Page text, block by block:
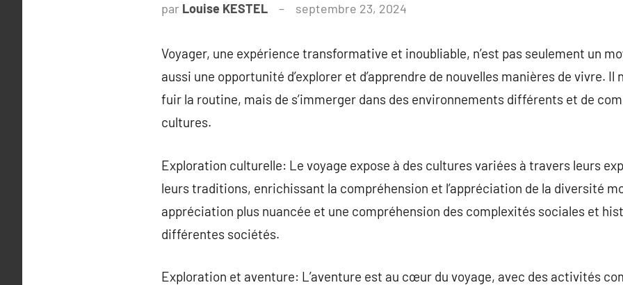
par Louise KESTEL septembre 23, 2024
Voyager, une expérience transformative et inoubliable, n’est pas seulement un
aussi une opportunité d’explorer et d’apprendre de nouvelles manières de vivre. Il
fuir la routine, mais de s’immerger dans des environnements différents et de
cultures.
Exploration culturelle: Le voyage expose à des cultures variées à travers leurs
leurs traditions, enrichissant la compréhension et l’appréciation de la diversité
appréciation plus nuancée et une compréhension des complexités sociales et
différentes sociétés.
Exploration et aventure: L’aventure est au cœur du voyage, avec des activités